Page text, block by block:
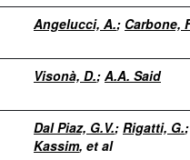
Angelucci, A.; Carbone,
Visonà, D.; A.A. Said
Dal Piaz, G.V.; Rigatti, G.;
Kassim, et al